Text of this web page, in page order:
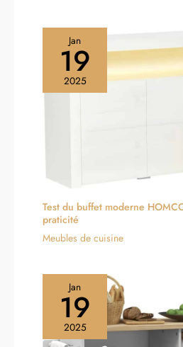
Jan
19
2025
Test du buffet moderne
praticité
Meubles de cuisine
Jan
19
2025